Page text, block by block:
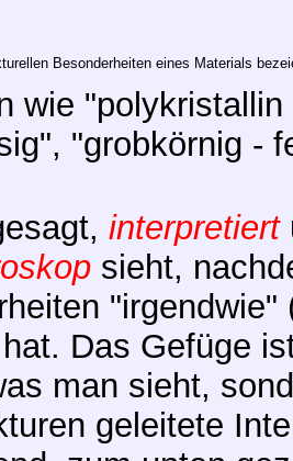
Besonderheiten eines Materials
wie
"grobkörnig -
interpretiert
sieht,
Das Gefüge
man sieht,
geleitete